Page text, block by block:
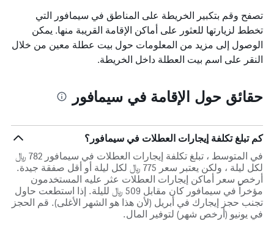
تصفح وقم بتكبير الخريطة على المناطق في سيمافور التي
تخطط لزيارتها للعثور على أماكن الإقامة القريبة منها. يمكن
الوصول إلى مزيد من المعلومات حول بيت عطلة معين من خلال
النقر على اسم بيت العطلة داخل الخريطة.
حقائق حول الإقامة في سيمافور
كم تبلغ تكلفة إيجارات العطلات في سيمافور؟
في المتوسط ، تبلغ تكلفة إيجارات العطلات في سيمافور 782 ﷼
لكل ليلة ، ولكن يعتبر سعر 775 ﷼ لكل ليلة أو أقل صفقة جيدة.
أرخص سعر أماكن إيجارات العطلات عثر عليه المستخدمون
مؤخراً في سيمافور كان مقابل 509 ﷼ لليلة. إذا استطعت حاول
تجنب حجز إيجارك في أبريل (لأن هذا هو الشهر الأغلى). قم الحجز
في يونيو (أرخص شهر) لتوفير المال.